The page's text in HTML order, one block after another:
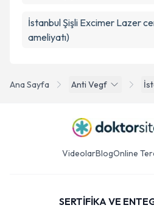
Ana Sayfa Anti Vegf
İstanbul Şişli Excimer Lazer
ameliyatı)
VideolarBlogOnline
SERTİFİKA VE